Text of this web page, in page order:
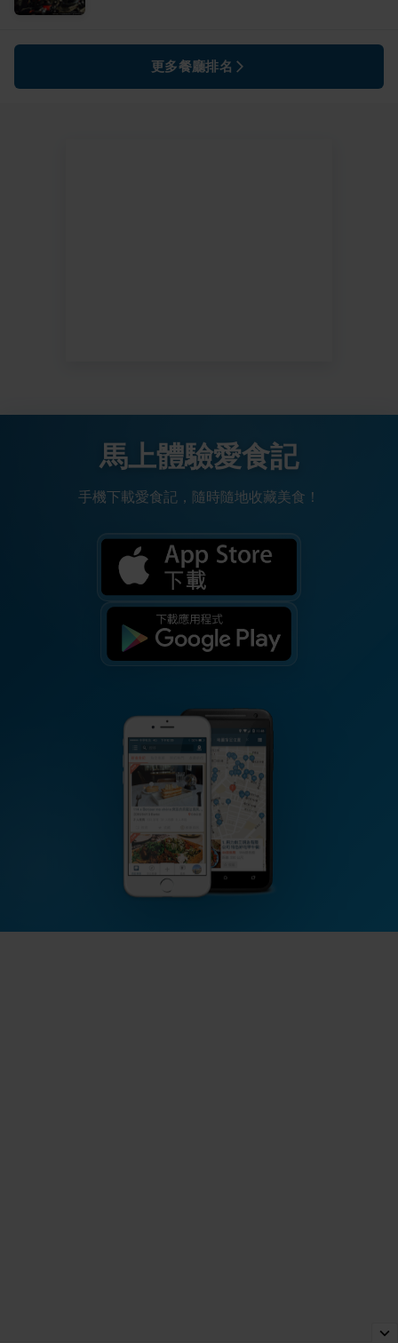
更多餐廳排名
馬上體驗愛食記
手機下載愛食記，隨時隨地收藏美食！